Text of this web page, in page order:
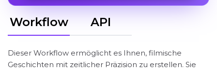
Workflow API
Dieser Workflow ermöglicht es Ihnen, filmische
Geschichten mit zeitlicher Präzision zu erstellen. Sie